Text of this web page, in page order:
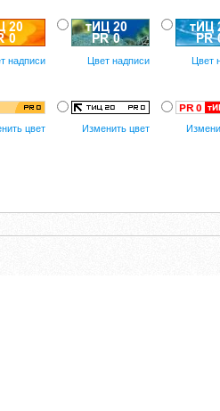
надписи Цвет надписи Цвет
цвет Изменить цвет